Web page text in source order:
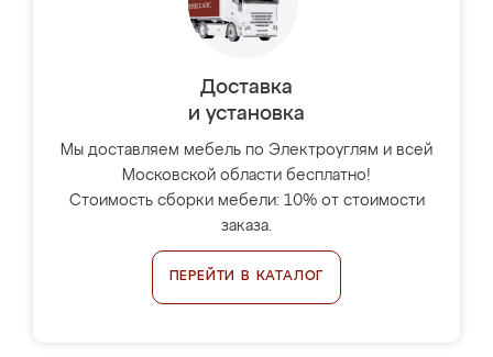
Доставка
и установка
Мы доставляем мебель по Электроуглям и всей
Московской области бесплатно!
Стоимость сборки мебели: 10% от стоимости
заказа.
ПЕРЕЙТИ В КАТАЛОГ